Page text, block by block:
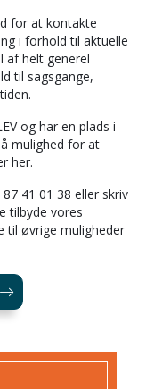
for at kontakte
i forhold til aktuelle
af helt generel
til sagsgange,
og har en plads i
mulighed for at
her.
41 01 38 eller skriv
tilbyde vores
til øvrige muligheder